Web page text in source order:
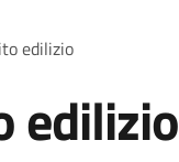
edilizio
edilizio